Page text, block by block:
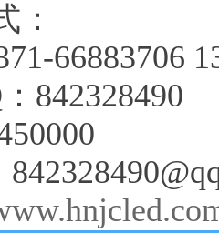
：
66883706
842328490